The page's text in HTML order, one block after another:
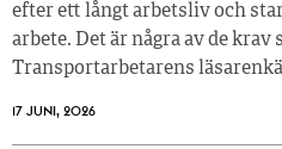
efter ett långt arbetsliv och
arbete. Det är några av de
Transportarbetarens
17 JUNI, 2026